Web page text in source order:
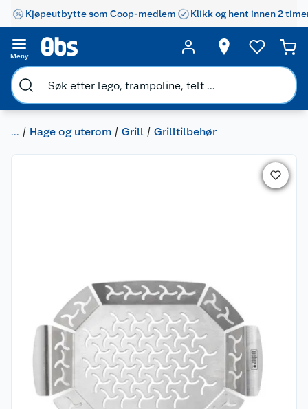
Kjøpeutbytte som Coop-medlem Klikk og hent innen 2
Meny
... Hage og uterom Grill Grilltilbehør